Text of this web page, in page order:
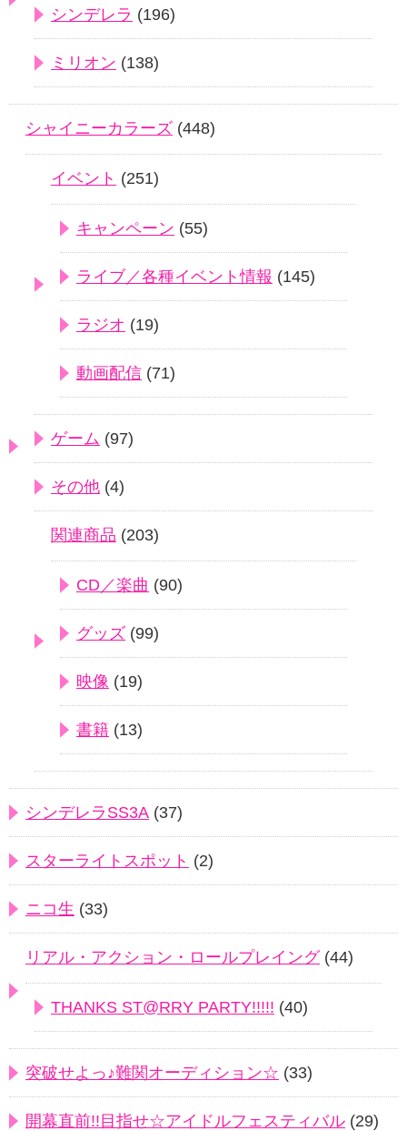
シンデレラ (196)
ミリオン (138)
シャイニーカラーズ (448)
イベント (251)
キャンペーン (55)
ライブ／各種イベント情報 (145)
ラジオ (19)
動画配信 (71)
ゲーム (97)
その他 (4)
関連商品 (203)
CD／楽曲 (90)
グッズ (99)
映像 (19)
書籍 (13)
シンデレラSS3A (37)
スターライトスポット (2)
ニコ生 (33)
リアル・アクション・ロールプレイング(44)
THANKS ST@RRY PARTY!!!!! (40)
突破せよっ♪難関オーディション☆ (33)
開幕直前!!目指せ☆アイドルフェスティバル (29)